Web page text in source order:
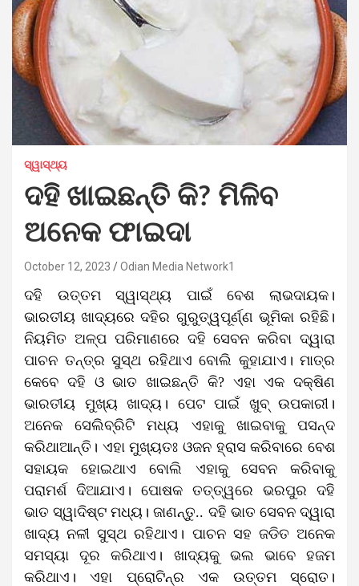
ସ୍ୱାସ୍ଥ୍ୟ
ଦହି ଖାଇଛନ୍ତି କି? ମିଳିବ
ଅନେକ ଫାଇଦା
October 12, 2023 Odian Media Network1
ଦହି ଉତ୍ତମ ସ୍ୱାସ୍ଥ୍ୟ ପାଇଁ ବେଶ ଲାଭଦାୟକ।
ଭାରତୀୟ ଖାଦ୍ୟରେ ଦହିର ଗୁରୁତ୍ୱପୂର୍ଣ୍ଣ ଭୂମିକା ରହିଛି।
ନିୟମିତ ଅଳ୍ପ ପରିମାଣରେ ଦହି ସେବନ କରିବା ଦ୍ୱାରା
ପାଚନ ତନ୍ତ୍ର ସୁସ୍ଥ ରହିଥାଏ ବୋଲି କୁହାଯାଏ। ମାତ୍ର
କେବେ ଦହି ଓ ଭାତ ଖାଇଛନ୍ତି କି? ଏହା ଏକ ଦକ୍ଷିଣ
ଭାରତୀୟ ମୁଖ୍ୟ ଖାଦ୍ୟ। ପେଟ ପାଇଁ ଖୁବ୍‌‌ ଉପକାରୀ।
ଅନେକ ସେଲିବ୍ରିଟି ମଧ୍ୟ ଏହାକୁ ଖାଇବାକୁ ପସନ୍ଦ
କରିଥାଆନ୍ତି। ଏହା ମୁଖ୍ୟତଃ ଓଜନ ହ୍ରାସ କରିବାରେ ବେଶ
ସହାୟକ ହୋଇଥାଏ ବୋଲି ଏହାକୁ ସେବନ କରିବାକୁ
ପରାମର୍ଶ ଦିଆଯାଏ। ପୋଷକ ତତ୍ତ୍ୱରେ ଭରପୁର ଦହି
ଭାତ ସ୍ୱାଦିଷ୍ଟ ମଧ୍ୟ। ଜାଣନ୍ତୁ.. ଦହି ଭାତ ସେବନ ଦ୍ୱାରା
ଖାଦ୍ୟ ନଳୀ ସୁସ୍ଥ ରହିଥାଏ। ପାଚନ ସହ ଜଡିତ ଅନେକ
ସମସ୍ୟା ଦୂର କରିଥାଏ। ଖାଦ୍ୟକୁ ଭଲ ଭାବେ ହଜମ
କରିଥାଏ। ଏହା ପ୍ରୋଟିନ୍‌‌ର ଏକ ଉତ୍ତମ ସ୍ରୋତ।